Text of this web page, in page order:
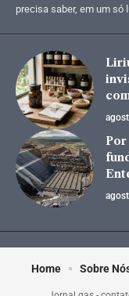
precisa saber, em um só
Home Sobre